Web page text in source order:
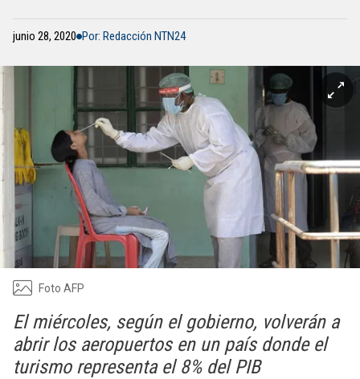
junio 28, 2020 Por: Redacción NTN24
Foto AFP
El miércoles, según el gobierno, volverán a
abrir los aeropuertos en un país donde el
turismo representa el 8% del PIB